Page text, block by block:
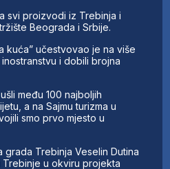
svi proizvodi iz Trebinja i
Beograda i Srbije.
kuća” učestvovao je na više
i dobili brojna
među 100 najboljih
a na Sajmu turizma u
smo prvo mjesto u
Trebinja Veselin Dutina
u okviru projekta